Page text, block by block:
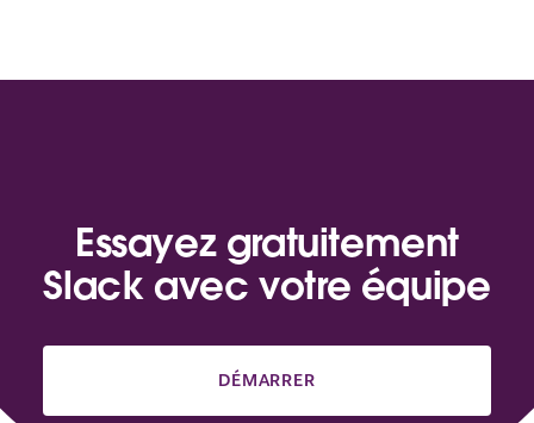
Essayez gratuitement
Slack avec votre équipe
DÉMARRER